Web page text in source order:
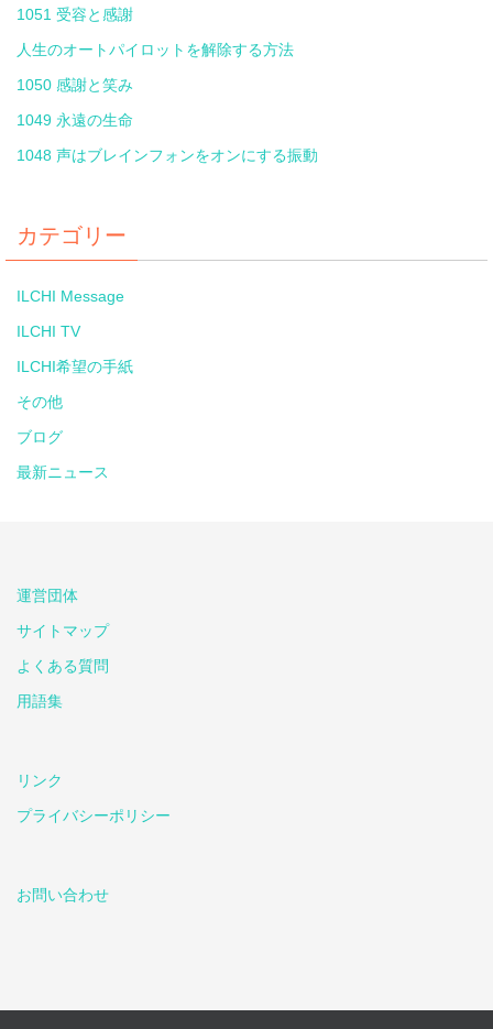
1051 受容と感謝
人生のオートパイロットを解除する方法
1050 感謝と笑み
1049 永遠の生命
1048 声はブレインフォンをオンにする振動
カテゴリー
ILCHI Message
ILCHI TV
ILCHI希望の手紙
その他
ブログ
最新ニュース
運営団体
サイトマップ
よくある質問
用語集
リンク
プライバシーポリシー
お問い合わせ